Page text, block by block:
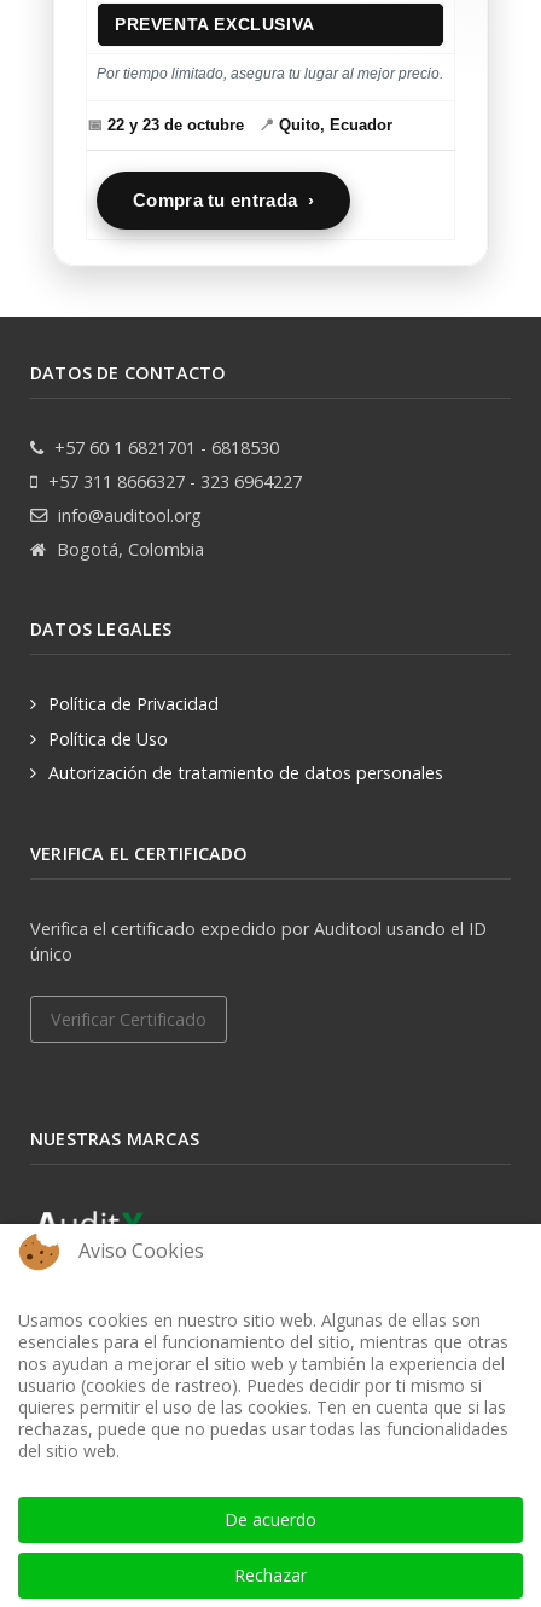
PREVENTA EXCLUSIVA
Por tiempo limitado, asegura tu lugar al mejor precio.
📅 22 y 23 de octubre 📍 Quito, Ecuador
Compra tu entrada ›
DATOS DE CONTACTO
+57 60 1 6821701 - 6818530
+57 311 8666327 - 323 6964227
info@auditool.org
Bogotá, Colombia
DATOS LEGALES
Política de Privacidad
Política de Uso
Autorización de tratamiento de datos personales
VERIFICA EL CERTIFICADO
Verifica el certificado expedido por Auditool usando el ID
único
Verificar Certificado
NUESTRAS MARCAS
BIBLIOTECA AUDITOOL - ISSN: 2665-1696 y 2665-3508
Aviso Cookies
Usamos cookies en nuestro sitio web. Algunas de ellas son
esenciales para el funcionamiento del sitio, mientras que otras
nos ayudan a mejorar el sitio web y también la experiencia del
usuario (cookies de rastreo). Puedes decidir por ti mismo si
quieres permitir el uso de las cookies. Ten en cuenta que si las
rechazas, puede que no puedas usar todas las funcionalidades
del sitio web.
De acuerdo
Rechazar